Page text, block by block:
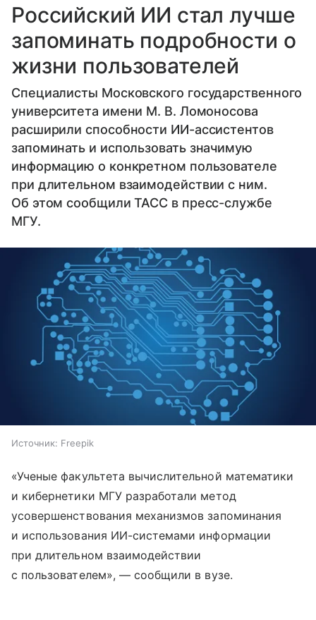
Российский ИИ стал лучше
запоминать подробности о
жизни пользователей
Специалисты Московского государственного
университета имени М. В. Ломоносова
расширили способности ИИ-ассистентов
запоминать и использовать значимую
информацию о конкретном пользователе
при длительном взаимодействии с ним.
Об этом сообщили ТАСС в пресс-службе
МГУ.
Источник: Freepik
«Ученые факультета вычислительной математики
и кибернетики МГУ разработали метод
усовершенствования механизмов запоминания
и использования ИИ-системами информации
при длительном взаимодействии
с пользователем», — сообщили в вузе.